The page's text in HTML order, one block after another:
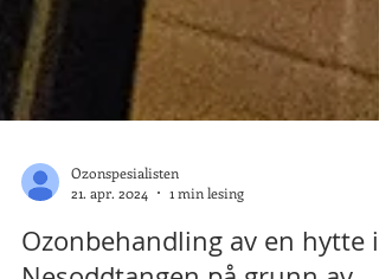
Ozonspesialisten
21. apr. 2024
1 min lesing